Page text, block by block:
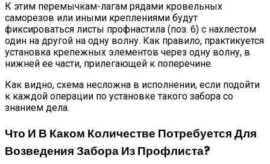
К этим перемычкам-лагам рядами кровельных
саморезов или иными креплениями будут
фиксироваться листы профнастила (поз. 6) с нахлестом
один на другой на одну волну. Как правило, практикуется
установка крепежных элементов через одну волну, в
нижней ее части, прилегающей к поперечине.
Как видно, схема несложна в исполнении, если подойти
к каждой операции по установке такого забора со
знанием дела.
Что И В Каком Количестве Потребуется Для
Возведения Забора Из Профлиста?